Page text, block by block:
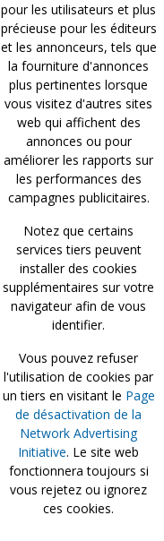
pour les utilisateurs et plus
précieuse pour les éditeurs
et les annonceurs, tels que
la fourniture d'annonces
plus pertinentes lorsque
vous visitez d'autres sites
web qui affichent des
annonces ou pour
améliorer les rapports sur
les performances des
campagnes publicitaires.
Notez que certains
services tiers peuvent
installer des cookies
supplémentaires sur votre
navigateur afin de vous
identifier.
Vous pouvez refuser
l'utilisation de cookies par
un tiers en visitant le Page
de désactivation de la
Network Advertising
Initiative. Le site web
fonctionnera toujours si
vous rejetez ou ignorez
ces cookies.